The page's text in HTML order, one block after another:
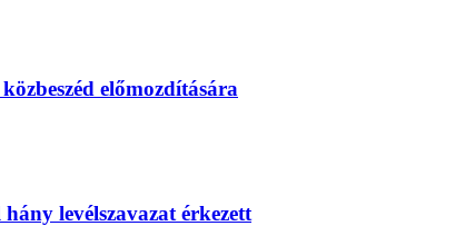
előmozdítására
levélszavazat érkezett